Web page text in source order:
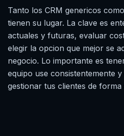
Tanto los CRM genericos
tienen su lugar. La clave es
actuales y futuras, evaluar
elegir la opcion que mejor se
negocio. Lo importante es
equipo use consistentemente
gestionar tus clientes de forma